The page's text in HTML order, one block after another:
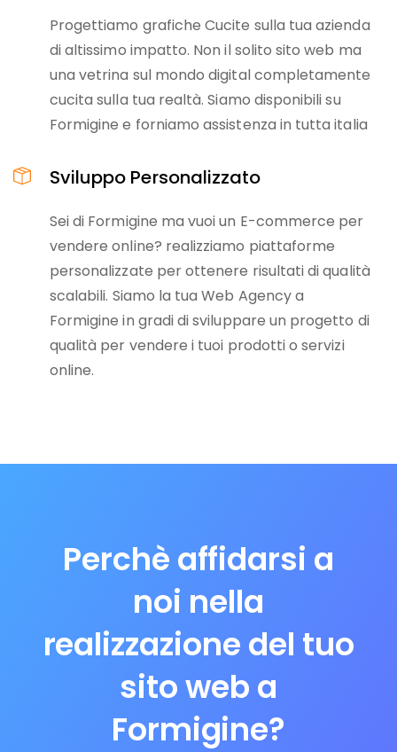
Progettiamo grafiche Cucite sulla tua azienda
di altissimo impatto. Non il solito sito web ma
una vetrina sul mondo digital completamente
cucita sulla tua realtà. Siamo disponibili su
Formigine e forniamo assistenza in tutta italia
Sviluppo Personalizzato
Sei di Formigine ma vuoi un E-commerce per
vendere online? realizziamo piattaforme
personalizzate per ottenere risultati di qualità
scalabili. Siamo la tua Web Agency a
Formigine in gradi di sviluppare un progetto di
qualità per vendere i tuoi prodotti o servizi
online.
Perchè affidarsi a
noi nella
realizzazione del tuo
sito web a
Formigine?